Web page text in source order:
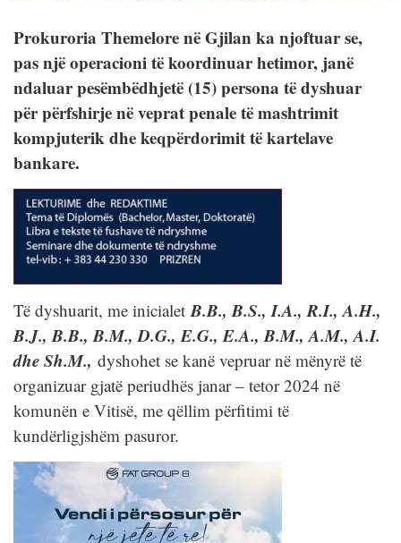
Prokuroria Themelore në Gjilan ka njoftuar se,
pas një operacioni të koordinuar hetimor, janë
ndaluar pesëmbëdhjetë (15) persona të dyshuar
për përfshirje në veprat penale të mashtrimit
kompjuterik dhe keqpërdorimit të kartelave
bankare.
Të dyshuarit, me inicialet B.B., B.S., I.A., R.I., A.H.,
B.J., B.B., B.M., D.G., E.G., E.A., B.M., A.M., A.I.
dhe Sh.M., dyshohet se kanë vepruar në mënyrë të
organizuar gjatë periudhës janar – tetor 2024 në
komunën e Vitisë, me qëllim përfitimi të
kundërligjshëm pasuror.